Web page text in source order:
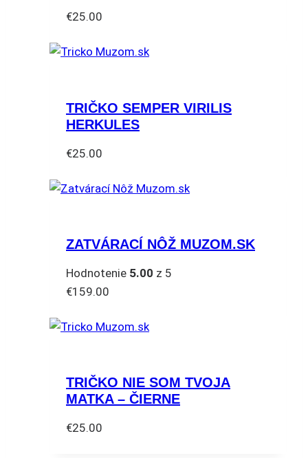
€25.00
produkt
variantov.
Možnosti
si
vybrať
produktu.
TRIČKO SEMPER VIRILIS
HERKULES
€25.00
produkt
variantov.
vybrať
produktu.
ZATVÁRACÍ NÔŽ MUZOM.SK
Hodnotenie 5.00 z 5
€159.00
TRIČKO NIE SOM TVOJA
MATKA – ČIERNE
€25.00